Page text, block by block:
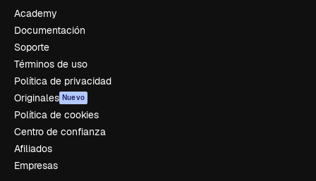
Academy
Documentación
Soporte
Términos de uso
Política de privacidad
Originales Nuevo
Política de cookies
Centro de confianza
Afiliados
Empresas